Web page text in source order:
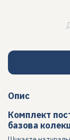
Опис
Комплект
базова